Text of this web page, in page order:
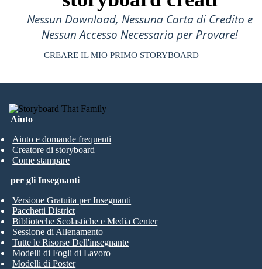
Nessun Download, Nessuna Carta di Credito e
Nessun Accesso Necessario per Provare!
CREARE IL MIO PRIMO STORYBOARD
Aiuto
Aiuto e domande frequenti
Creatore di storyboard
Come stampare
per gli Insegnanti
Versione Gratuita per Insegnanti
Pacchetti District
Biblioteche Scolastiche e Media Center
Sessione di Allenamento
Tutte le Risorse Dell'insegnante
Modelli di Fogli di Lavoro
Modelli di Poster